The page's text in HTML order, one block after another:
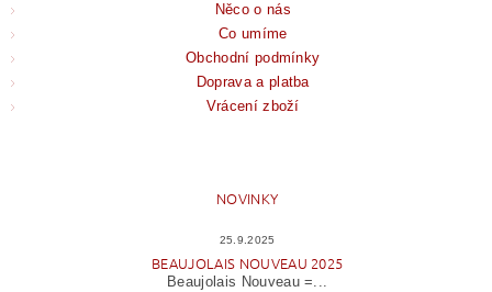
Něco o nás
Co umíme
Obchodní podmínky
Doprava a platba
Vrácení zboží
NOVINKY
25.9.2025
BEAUJOLAIS NOUVEAU 2025
Beaujolais Nouveau =...